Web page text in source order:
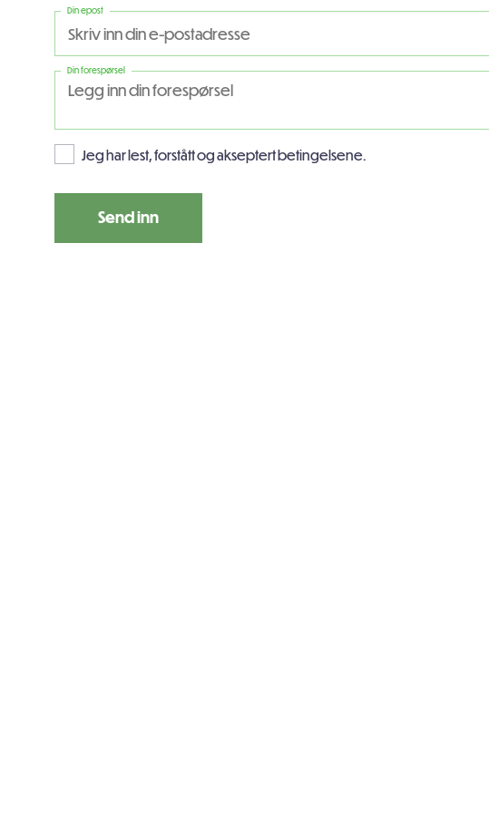
Din epost
Din forespørsel
Jeg har lest, forstått og akseptert betingelsene.